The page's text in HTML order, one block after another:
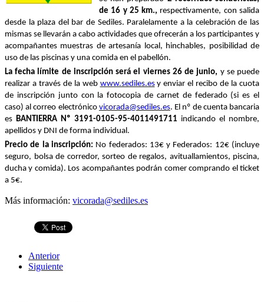
de 16 y 25 km., respectivamente, con salida
desde la plaza del bar de Sediles. Paralelamente a la celebración de las
mismas se llevarán a cabo actividades que ofrecerán a los participantes y
acompañantes muestras de artesanía local, hinchables, posibilidad de
uso de las piscinas y una comida en el pabellón.
La fecha límite de inscripción será el viernes 26 de junio, y se puede
realizar a través de la web www.sediles.esy enviar el recibo de la cuota
de inscripción junto con la fotocopia de carnet de federado (si es el
caso) al correo electrónico vicorada@sediles.es. El nº de cuenta bancaria
es BANTIERRA Nº 3191-0105-95-4011491711 indicando el nombre,
apellidos y DNI de forma individual.
Precio de la inscripción: No federados: 13€ y Federados: 12€ (incluye
seguro, bolsa de corredor, sorteo de regalos, avituallamientos, piscina,
ducha y comida). Los acompañantes podrán comer comprando el ticket
a 5€.
Más información: vicorada@sediles.es
Anterior
Siguiente